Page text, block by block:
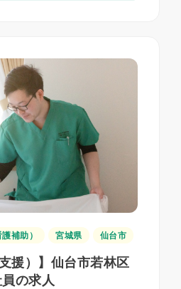
補助） 宮城県 仙台市
援）】仙台市若林区
の求人